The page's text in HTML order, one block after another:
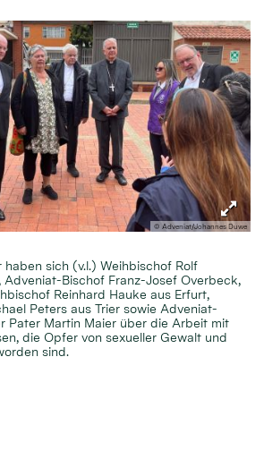
© Adveniat/Johannes Duwe
haben sich (v.l.) Weihbischof Rolf
Adveniat-Bischof Franz-Josef Overbeck,
Reinhard Hauke aus Erfurt,
Peters aus Trier sowie Adveniat-
Pater Martin Maier über die Arbeit mit
die Opfer von sexueller Gewalt und
sind.